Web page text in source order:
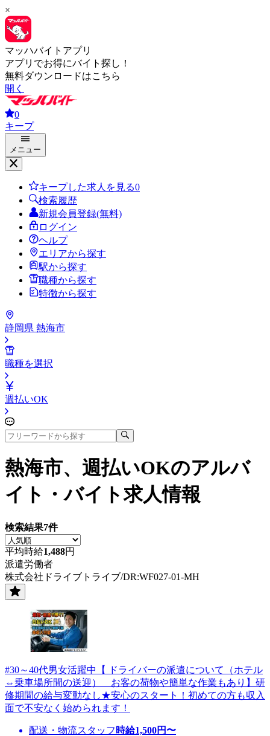
×
マッハバイトアプリ
アプリでお得にバイト探し！
無料ダウンロードはこちら
開く
0
キープ
メニュー
キープした求人を見る0
検索履歴
新規会員登録(無料)
ログイン
ヘルプ
エリアから探す
駅から探す
職種から探す
特徴から探す
静岡県 熱海市
職種を選択
週払いOK
熱海市、週払いOKのアルバ
イト・バイト求人情報
検索結果7件
平均時給1,488円
派遣労働者
株式会社ドライブトライブ/DR:WF027-01-MH
#30～40代男女活躍中【 ドライバーの派遣について（ホテル
⇔乗車場所間の送迎） お客の荷物や簡単な作業もあり】研
修期間の給与変動なし★安心のスタート！初めての方も収入
面で不安なく始められます！
配送・物流スタッフ 時給1,500円〜